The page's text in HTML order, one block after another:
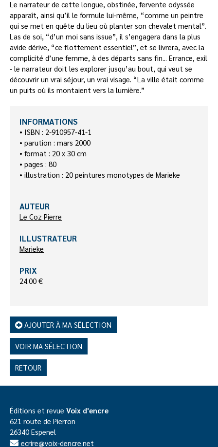
Le narrateur de cette longue, obstinée, fervente odyssée
apparaît, ainsi qu’il le formule lui-même, “comme un peintre
qui se met en quête du lieu où planter son chevalet mental”.
Las de soi, “d’un moi sans issue”, il s’engagera dans la plus
avide dérive, “ce flottement essentiel”, et se livrera, avec la
complicité d’une femme, à des départs sans fin... Errance, exil
- le narrateur doit les explorer jusqu’au bout, qui veut se
découvrir un vrai séjour, un vrai visage. “La ville était comme
un puits où ils montaient vers la lumière.”
INFORMATIONS
• ISBN : 2-910957-41-1
• parution : mars 2000
• format : 20 x 30 cm
• pages : 80
• illustration : 20 peintures monotypes de Marieke
AUTEUR
Le Coz Pierre
ILLUSTRATEUR
Marieke
PRIX
24.00 €
AJOUTER À MA SÉLECTION
VOIR MA SÉLECTION
RETOUR
Éditions et revue Voix d'encre
621 route de Pierron
26340 Espenel
ecrire@voix-dencre.net